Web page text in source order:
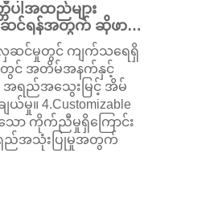
ါအထည်များ
ဆင်ရန်အတွက် ဆိုဖာ
အလှဆင်မှုတွင် ကျက်သရေရှိ
းတွင် အတိမ်အနက်နှင့်
အရည်အသွေးမြင့် အိမ်
4.Customizable
ော ကိုက်ညီမှုရှိကြောင်း
ာရှည်အသုံးပြုမှုအတွက်